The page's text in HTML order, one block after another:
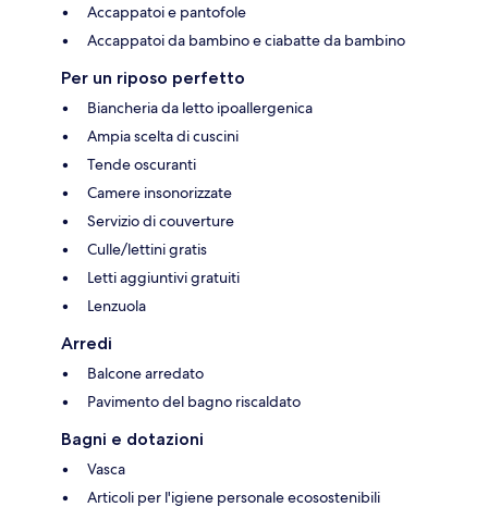
Accappatoi e pantofole
Accappatoi da bambino e ciabatte da bambino
Per un riposo perfetto
Biancheria da letto ipoallergenica
Ampia scelta di cuscini
Tende oscuranti
Camere insonorizzate
Servizio di couverture
Culle/lettini gratis
Letti aggiuntivi gratuiti
Lenzuola
Arredi
Balcone arredato
Pavimento del bagno riscaldato
Bagni e dotazioni
Vasca
Articoli per l'igiene personale ecosostenibili